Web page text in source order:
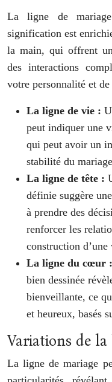
La ligne de
signification est
la main, qui offrent
des interactions
votre personnalité et
La ligne de vie :
peut indiquer une
qui peut avoir un
stabilité du
La ligne de tête :
définie suggère
à prendre des
renforcer les
construction
La ligne du cœur :
bien dessinée
bienveillante, ce
et heureux, basés
Variations de
La ligne de mariage